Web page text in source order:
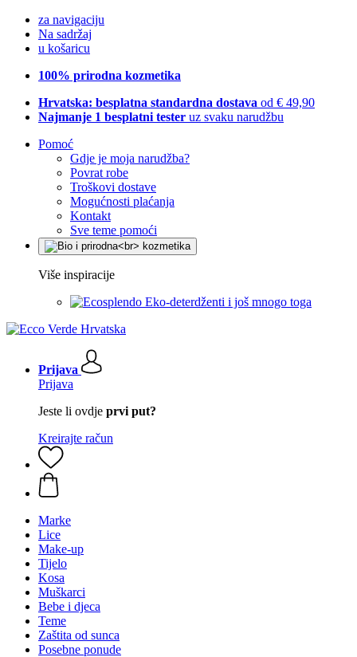
za navigaciju
Na sadržaj
u košaricu
100% prirodna kozmetika
Hrvatska: besplatna standardna dostava od € 49,90
Najmanje 1 besplatni tester uz svaku narudžbu
Pomoć
Gdje je moja narudžba?
Povrat robe
Troškovi dostave
Mogućnosti plaćanja
Kontakt
Sve teme pomoći
Više inspiracije
Eko-deterdženti i još mnogo toga
Prijava
Prijava
Jeste li ovdje prvi put?
Kreirajte račun
Marke
Lice
Make-up
Tijelo
Kosa
Muškarci
Bebe i djeca
Teme
Zaštita od sunca
Posebne ponude